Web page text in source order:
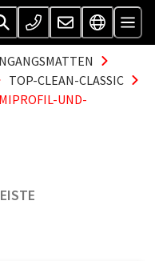
TOP-CLEAN-CLASSIC
UND-